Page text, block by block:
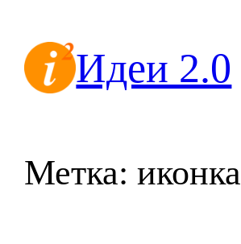
содержимомуИдеи 2.0
Метка:иконка